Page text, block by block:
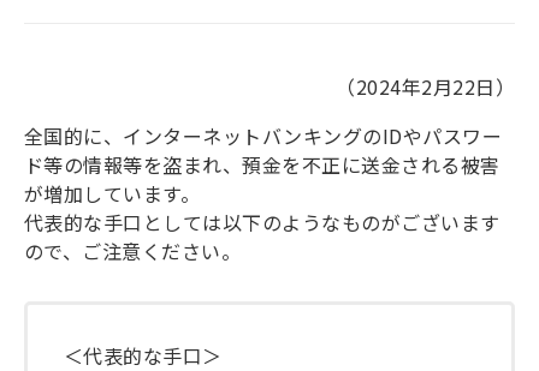
（2024年2月22日）
全国的に、インターネットバンキングのIDやパスワー
ド等の情報等を盗まれ、預金を不正に送金される被害
が増加しています。
代表的な手口としては以下のようなものがございます
ので、ご注意ください。
＜代表的な手口＞